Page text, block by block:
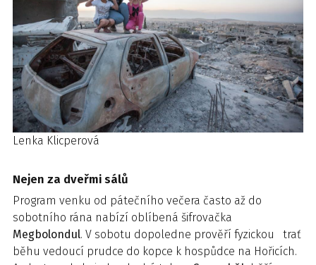
Lenka Klicperová
Nejen za dveřmi sálů
Program venku od pátečního večera často až do
sobotního rána nabízí oblíbená šifrovačka
Megbolondul. V sobotu dopoledne prověří fyzickou trať
běhu vedoucí prudce do kopce k hospůdce na Hořicích.